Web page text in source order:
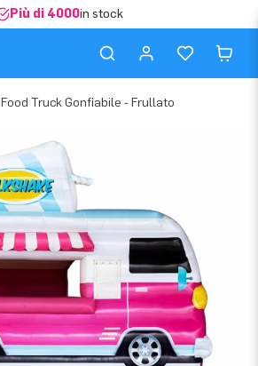
Più di 4000in stock
Food Truck Gonfiabile - Frullato